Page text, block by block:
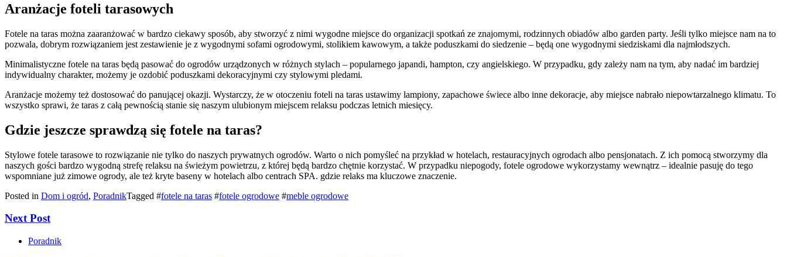
Aranżacje foteli tarasowych
Fotele na taras można zaaranżować w bardzo ciekawy sposób, aby stworzyć z nimi wygodne miejsce do organizacji spotkań ze znajomymi, rodzinnych obiadów albo garden party. Jeśli tylko miejsce nam na to
pozwala, dobrym rozwiązaniem jest zestawienie je z wygodnymi sofami ogrodowymi, stolikiem kawowym, a także poduszkami do siedzenie – będą one wygodnymi siedziskami dla najmłodszych.
Minimalistyczne fotele na taras będą pasować do ogrodów urządzonych w różnych stylach – popularnego japandi, hampton, czy angielskiego. W przypadku, gdy zależy nam na tym, aby nadać im bardziej
indywidualny charakter, możemy je ozdobić poduszkami dekoracyjnymi czy stylowymi pledami.
Aranżacje możemy też dostosować do panującej okazji. Wystarczy, że w otoczeniu foteli na taras ustawimy lampiony, zapachowe świece albo inne dekoracje, aby miejsce nabrało niepowtarzalnego klimatu. To
wszystko sprawi, że taras z całą pewnością stanie się naszym ulubionym miejscem relaksu podczas letnich miesięcy.
Gdzie jeszcze sprawdzą się fotele na taras?
Stylowe fotele tarasowe to rozwiązanie nie tylko do naszych prywatnych ogrodów. Warto o nich pomyśleć na przykład w hotelach, restauracyjnych ogrodach albo pensjonatach. Z ich pomocą stworzymy dla
naszych gości bardzo wygodną strefę relaksu na świeżym powietrzu, z której będą bardzo chętnie korzystać. W przypadku niepogody, fotele ogrodowe wykorzystamy wewnątrz – idealnie pasuję do tego
wspomniane już zimowe ogrody, ale też kryte baseny w hotelach albo centrach SPA. gdzie relaks ma kluczowe znaczenie.
Posted in Dom i ogród, PoradnikTagged #fotele na taras #fotele ogrodowe #meble ogrodowe
Next Post
Poradnik